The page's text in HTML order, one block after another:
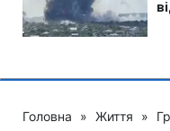
Головна » Життя »